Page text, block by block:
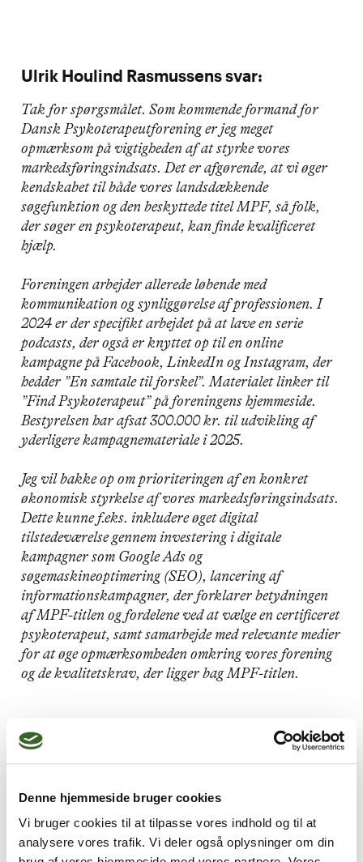
Denne hjemmeside bruger cookies
Vi bruger cookies til at tilpasse vores indhold og til at
analysere vores trafik. Vi deler også oplysninger om din
Ulrik Houlind Rasmussens svar:
Tak for spørgsmålet. Som kommende formand for
Dansk Psykoterapeutforening er jeg meget
opmærksom på vigtigheden af at styrke vores
markedsføringsindsats. Det er afgørende, at vi øger
kendskabet til både vores landsdækkende
søgefunktion og den beskyttede titel MPF, så folk,
der søger en psykoterapeut, kan finde kvalificeret
hjælp.
Foreningen arbejder allerede løbende med
kommunikation og synliggørelse af professionen. I
2024 er der specifikt arbejdet på at lave en serie
podcasts, der også er knyttet op til en online
kampagne på Facebook, LinkedIn og Instagram, der
hedder ”En samtale til forskel”. Materialet linker til
”Find Psykoterapeut” på foreningens hjemmeside.
Bestyrelsen har afsat 300.000 kr. til udvikling af
yderligere kampagnemateriale i 2025.
Jeg vil bakke op om prioriteringen af en konkret
økonomisk styrkelse af vores markedsføringsindsats.
Dette kunne f.eks. inkludere øget digital
tilstedeværelse gennem investering i digitale
kampagner som Google Ads og
søgemaskineoptimering (SEO), lancering af
informationskampagner, der forklarer betydningen
af MPF-titlen og fordelene ved at vælge en certificeret
psykoterapeut, samt samarbejde med relevante medier
for at øge opmærksomheden omkring vores forening
og de kvalitetskrav, der ligger bag MPF-titlen.
Spørgsmål 3
Har du til hensigt at gøre psykoterapeuternes
Sygeforsikring Danmark samt i det offentlige og
private erhvervsliv ift. trivsel?